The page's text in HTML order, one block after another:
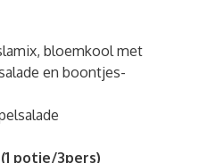
bloemkool met
en boontjes-
potje/3pers)